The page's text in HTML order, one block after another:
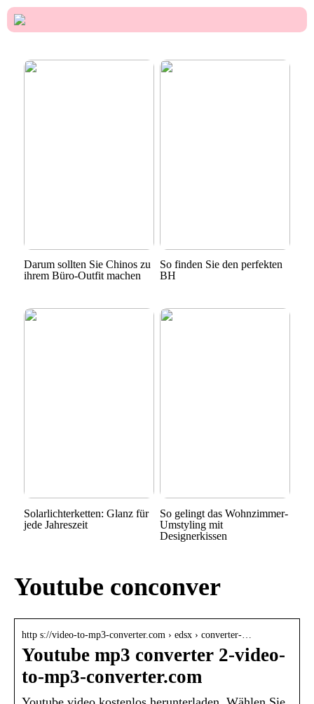
Darum sollten Sie Chinos zu
ihrem Büro-Outfit machen
So finden Sie den perfekten
BH
Solarlichterketten: Glanz für
jede Jahreszeit
So gelingt das Wohnzimmer-
Umstyling mit
Designerkissen
Youtube conconver
http s://video-to-mp3-converter.com › edsx › converter-…
Youtube mp3 converter 2-video-
to-mp3-converter.com